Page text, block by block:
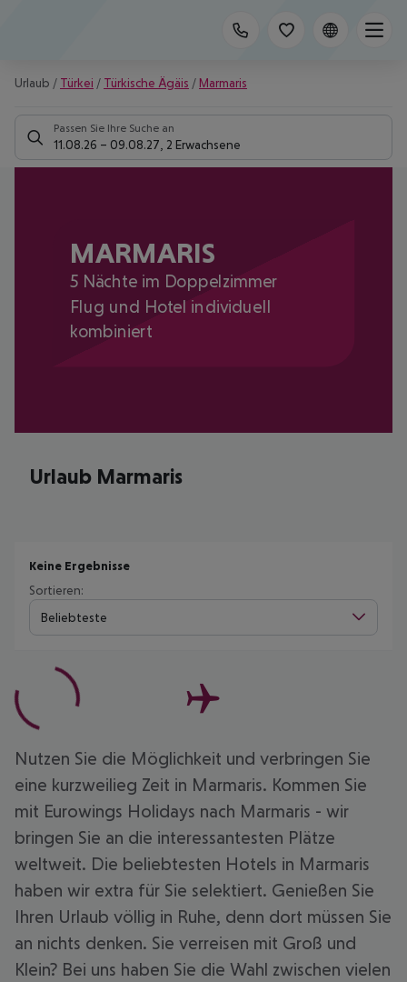
Urlaub / Türkei / Türkische Ägäis / Marmaris
Passen Sie Ihre Suche an
11.08.26 – 09.08.27 2 Erwachsene
MARMARIS
5 Nächte im Doppelzimmer
Flug und Hotel individuell
kombiniert
Urlaub Marmaris
Keine Ergebnisse
Sortieren:
Beliebteste
Nutzen Sie die Möglichkeit und verbringen Sie
eine kurzweilieg Zeit in Marmaris. Kommen Sie
mit Eurowings Holidays nach Marmaris - wir
bringen Sie an die interessantesten Plätze
weltweit. Die beliebtesten Hotels in Marmaris
haben wir extra für Sie selektiert. Genießen Sie
Ihren Urlaub völlig in Ruhe, denn dort müssen Sie
an nichts denken. Sie verreisen mit Groß und
Klein? Bei uns haben Sie die Wahl zwischen vielen